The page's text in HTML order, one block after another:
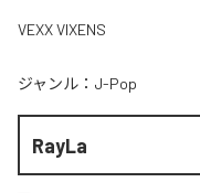
VEXX VIXENS
ジャンル： J-Pop
RayLa